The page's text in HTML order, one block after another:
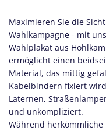
Maximieren Sie die
Wahlkampagne - mit
Wahlplakat aus Hohlkammer. Die innovative
ermöglicht einen
Material, das mittig
Kabelbindern fixiert
Laternen,
und unkompliziert.
Während